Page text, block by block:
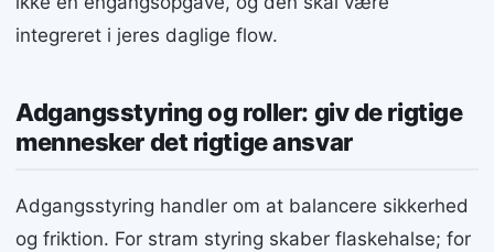
integreret i jeres daglige flow.
Adgangsstyring og roller: giv de rigtige
mennesker det rigtige ansvar
Adgangsstyring handler om at balancere sikkerhed
og friktion. For stram styring skaber flaskehalse; for